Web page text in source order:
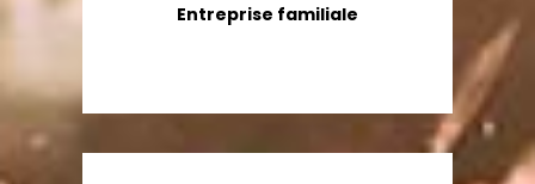
Entreprise familiale